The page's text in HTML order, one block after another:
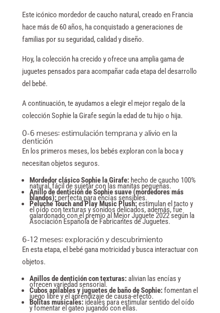
Este icónico mordedor de caucho natural, creado en Francia
hace más de 60 años, ha conquistado a generaciones de
familias por su seguridad, calidad y diseño.
Hoy, la colección ha crecido y ofrece una amplia gama de
juguetes pensados para acompañar cada etapa del desarrollo
del bebé.
A continuación, te ayudamos a elegir el mejor regalo de la
colección Sophie la Girafe según la edad de tu hijo o hija.
0-6 meses: estimulación temprana y alivio en la
dentición
En los primeros meses, los bebés exploran con la boca y
necesitan objetos seguros.
Mordedor clásicoSophie la Girafe:hecho de caucho 100%
natural, fácil de sujetar con las manitas pequeñas.
Anillo de dentición de Sophie suave (mordedores más
blandos):perfecta para encías sensibles.
Peluche Touch and Play Music Plush:estimulan el tacto y
el oído con texturas y sonidos delicados, además, fue
galardonado con el premio al Mejor Juguete 2022 según la
Asociación Española de Fabricantes de Juguetes.
6-12 meses: exploración y descubrimiento
En esta etapa, el bebé gana motricidad y busca interactuar con
objetos.
Anillos de dentición con texturas:alivian las encías y
ofrecen variedad sensorial.
Cubos apilables y juguetes de baño de Sophie:fomentan el
juego libre y el aprendizaje de causa-efecto.
Bolitas musicales:ideales para estimular sentido del oído
y fomentar el gateo jugando con ellas.